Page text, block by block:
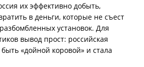
их эффективно добыть,
в деньги, которые не съест
установок. Для
вывод прост: российская
«дойной коровой» и стала